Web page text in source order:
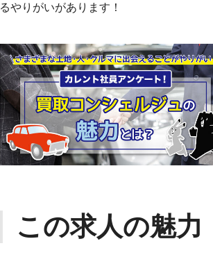
るやりがいがあります！
この求人の魅力